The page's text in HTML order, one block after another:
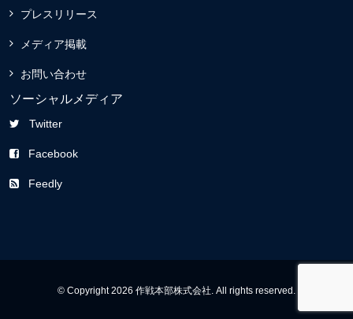
プレスリリース
メディア掲載
お問い合わせ
ソーシャルメディア
Twitter
Facebook
Feedly
© Copyright 2026 作戦本部株式会社. All rights reserved.